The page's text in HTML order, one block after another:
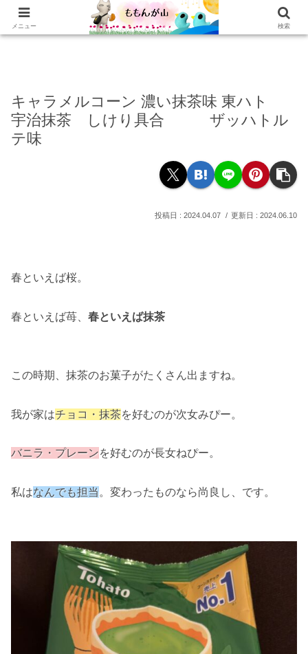
ホーム 乳がんの話
乳がん記録
おかわり
もぐもぐ 読書記録
キャラメルコーン 濃い抹茶味 東ハト
宇治抹茶 しけり具合 ザッハトル
テ味
2024.04.07 2024.06.10
春といえば桜。
春といえば苺、 春といえば抹茶
この時期、抹茶のお菓子がたくさん出ますね。
我が家はチョコ・抹茶を好むのが次女みぴー。
バニラ・プレーンを好むのが長女ねぴー。
私はなんでも担当。変わったものなら尚良し、です。
メニュー 検索